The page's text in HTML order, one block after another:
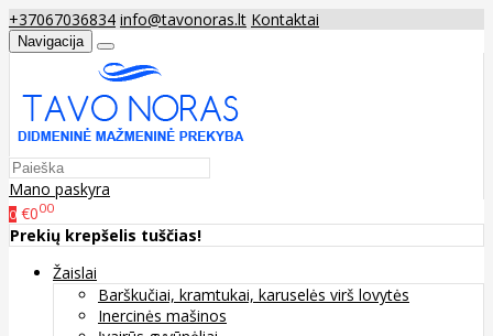
+37067036834 info@tavonoras.lt Kontaktai
Navigacija
Mano paskyra
0 €000
Prekių krepšelis tuščias!
Žaislai
Barškučiai, kramtukai, karuselės virš lovytės
Inercinės mašinos